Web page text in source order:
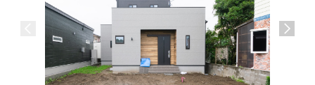
介護施